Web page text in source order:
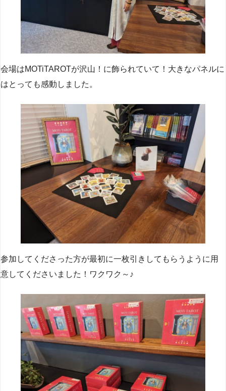
会場はMOTiTAROTが沢山！に飾られていて！大きなパネルに
はとっても感動しました。
参加してくださった方が最初に一枚引きしてもらうように用
意してくださいました！ワクワク～♪